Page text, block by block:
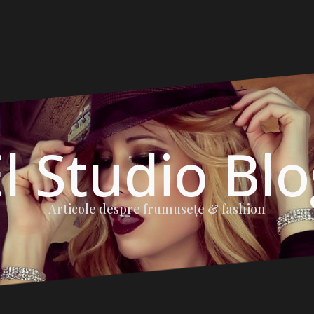
Studio
Articole despre frumuseţe & fashion